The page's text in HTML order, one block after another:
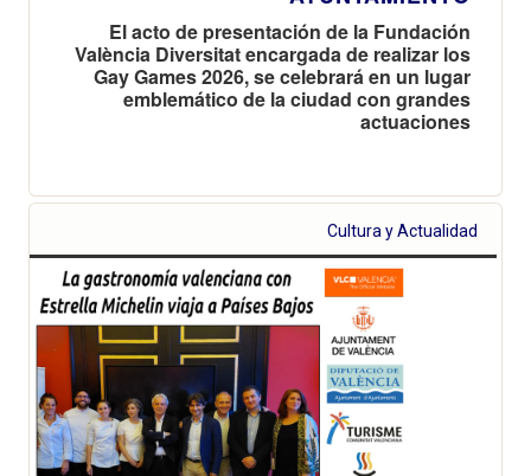
El acto de presentación de la Fundación
València Diversitat encargada de realizar los
Gay Games 2026, se celebrará en un lugar
emblemático de la ciudad con grandes
actuaciones
Cultura y Actualidad